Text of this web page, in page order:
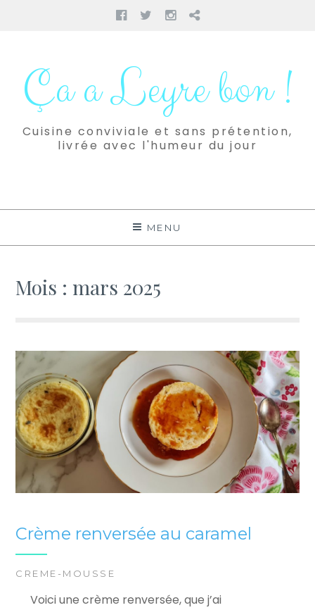
Facebook
TwitterInstagram
Pinterest
contenuÇa a Leyre bon !
Cuisine conviviale et sans prétention,
livrée avec l'humeur du jour
MENU
Mois : mars 2025
Crème renversée au caramel
CREME-MOUSSE
Voici une crème renversée, que j’ai